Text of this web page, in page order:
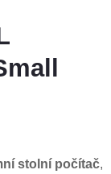
stolní počítač,